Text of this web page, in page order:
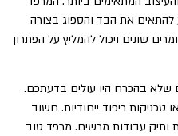
להתאים את הבד והספוג בצורה
שונים ויכול להמליץ על הפתרון
שלא בהכרח היו עולים בדעתכם.
טכניקות ריפוד ייחודיות. חשוב
ותיק עבודות מרשים. מרפד טוב